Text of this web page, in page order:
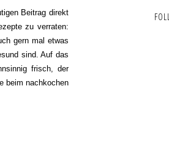
Beitrag direkt
zu verraten:
gern mal etwas
sind. Auf das
frisch, der
beim nachkochen